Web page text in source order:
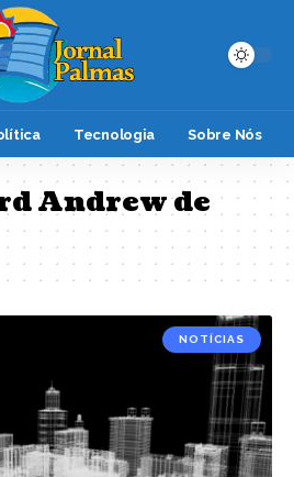
Tecnologia Sobre Nós
Andrew de
NOTÍCIAS